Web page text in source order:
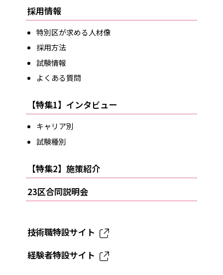
採用情報
特別区が求める人材像
採用方法
試験情報
よくある質問
【特集1】インタビュー
キャリア別
試験種別
【特集2】施策紹介
23区合同説明会
技術職特設サイト
経験者特設サイト